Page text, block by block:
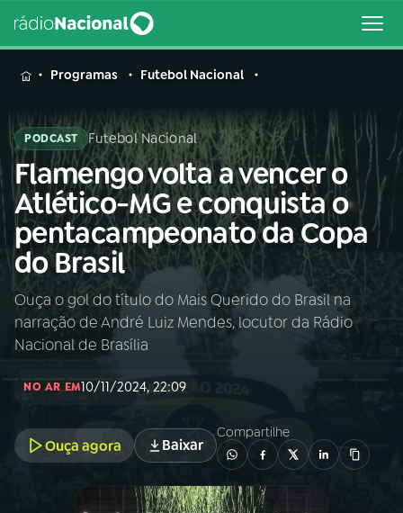
MENU
Buscar
na
Rádio
Nacional
Buscar
AO VIVO
01INÍCIO
02A RÁDIO
03PROGRAMAÇÃO
PROGRAMAS
Programas Futebol Nacional
PODCAST Futebol Nacional
Flamengo volta a vencer o
Atlético-MG e conquista o
pentacampeonato da Copa
do Brasil
Ouça o gol do título do Mais Querido do Brasil na
narração de André Luiz Mendes, locutor da Rádio
Nacional de Brasília
NO AR EM10/11/2024, 22:09
Ouça agora Baixar
Compartilhe